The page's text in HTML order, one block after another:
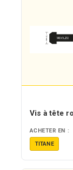
Vis à tête
ACHETER EN :
TITANE